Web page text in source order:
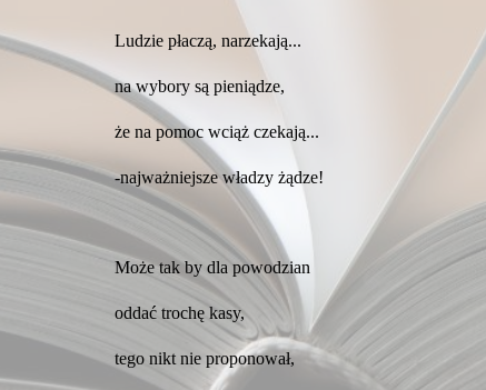
Ludzie płaczą, narzekają...
na wybory są pieniądze,
że na pomoc wciąż czekają...
-najważniejsze władzy żądze!
Może tak by dla powodzian
oddać trochę kasy,
tego nikt nie proponował,